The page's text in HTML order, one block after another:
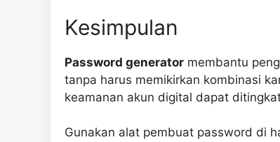
Kesimpulan
Password generator membantu
tanpa harus memikirkan kombinasi
keamanan akun digital dapat
Gunakan alat pembuat password di